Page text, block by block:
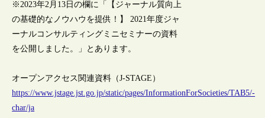
※2023年2月13日の欄に「【ジャーナル質向上
の基礎的なノウハウを提供！】 2021年度ジャ
ーナルコンサルティングミニセミナーの資料
を公開しました。」とあります。
オープンアクセス関連資料（J-STAGE）
https://www.jstage.jst.go.jp/static/pages/InformationForSocieties/TAB5/-
char/ja